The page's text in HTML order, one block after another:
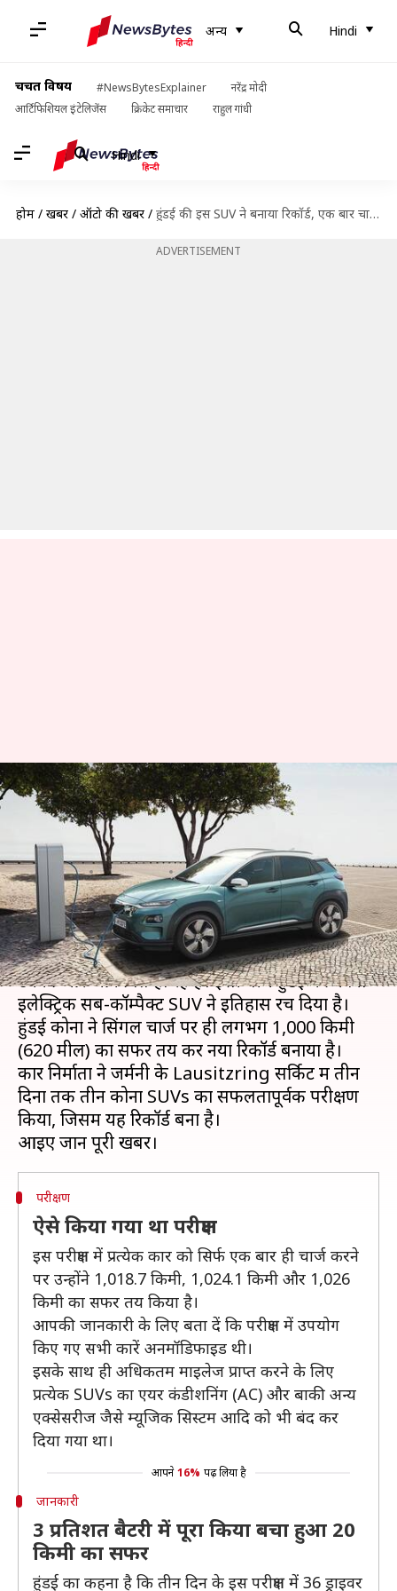
अन्य Hindi
चर्चित विषय #NewsBytesExplainer
नरेंद्र मोदी
आर्टिफिशियल इंटेलिजेंस
क्रिकेट समाचार राहुल गांधी
Hindi
होम / खबरें / ऑटो की खबरें / हुंडई की इस SUV ने बनाया रिकॉर्ड, एक बार चार्ज करने पर चली लगभग 1,000 किमी
ADVERTISEMENT
हुंडई की इस SUV ने बनाया रिकॉर्ड,
एक बार चार्ज करने पर चली लगभग
1,000 किमी
लेखन मोना दीक्षित Aug 14, 2020 09:30 pm
क्या है खबर?
इलेक्ट्रिक कारों का चलन बढ़ता जा रहा है। लोग अब
उनकी ओर आकर्षित हो रहे हैं। इसी बीच हुंडई की कोना
इलेक्ट्रिक सब-कॉम्पैक्ट SUV ने इतिहास रच दिया है।
हुंडई कोना ने सिंगल चार्ज पर ही लगभग 1,000 किमी
(620 मील) का सफर तय कर नया रिकॉर्ड बनाया है।
कार निर्माता ने जर्मनी के Lausitzring सर्किट में तीन
दिनों तक तीन कोना SUVs का सफलतापूर्वक परीक्षण
किया, जिसमें यह रिकॉर्ड बना है।
परीक्षण
ऐसे किया गया था परीक्षण
इस परीक्षण में प्रत्येक कार को सिर्फ एक बार ही चार्ज करने
पर उन्होंने 1,018.7 किमी, 1,024.1 किमी और 1,026
किमी का सफर तय किया है।
आपकी जानकारी के लिए बता दें कि परीक्षण में उपयोग
किए गए सभी कारें अनमॉडिफाइड थी।
इसके साथ ही अधिकतम माइलेज प्राप्त करने के लिए
प्रत्येक SUVs का एयर कंडीशनिंग (AC) और बाकी अन्य
एक्सेसरीज जैसे म्यूजिक सिस्टम आदि को भी बंद कर
दिया गया था।
आपने 16% पढ़ लिया है
जानकारी
3 प्रतिशत बैटरी में पूरा किया बचा हुआ 20
किमी का सफर
हुंडई का कहना है कि तीन दिन के इस परीक्षण में 36 ड्राइवर